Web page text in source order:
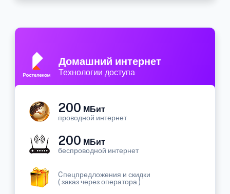
Домашний интернет
Технологии доступа
200 МБит
проводной интернет
200 МБит
беспроводной интернет
Cпецпредложения и скидки
( заказ через оператора )